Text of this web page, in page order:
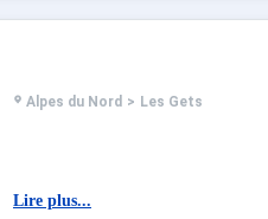
Alpes du Nord > Les Gets
Lire plus...